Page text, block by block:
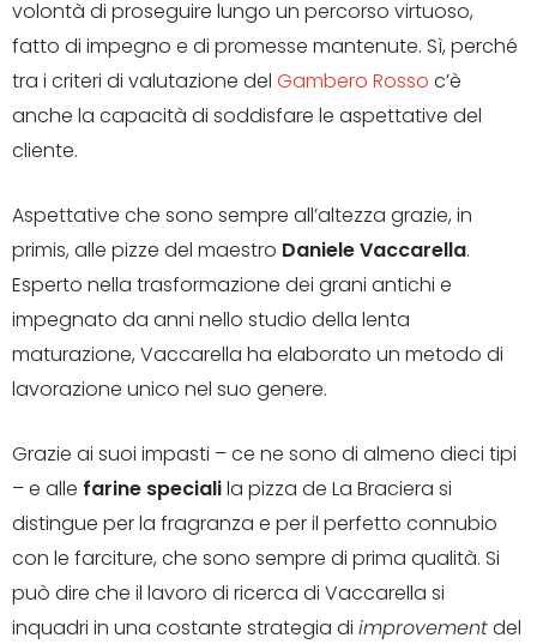
volontà di proseguire lungo un percorso virtuoso,
fatto di impegno e di promesse mantenute. Sì, perché
tra i criteri di valutazione del Gambero Rosso c’è
anche la capacità di soddisfare le aspettative del
cliente.
Aspettative che sono sempre all’altezza grazie, in
primis, alle pizze del maestro Daniele Vaccarella.
Esperto nella trasformazione dei grani antichi e
impegnato da anni nello studio della lenta
maturazione, Vaccarella ha elaborato un metodo di
lavorazione unico nel suo genere.
Grazie ai suoi impasti – ce ne sono di almeno dieci tipi
– e alle farine specialila pizza de La Braciera si
distingue per la fragranza e per il perfetto connubio
con le farciture, che sono sempre di prima qualità. Si
può dire che il lavoro di ricerca di Vaccarella si
inquadri in una costante strategia di improvementdel